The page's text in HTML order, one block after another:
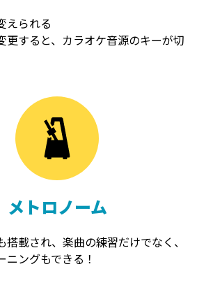
えられる
更すると、カラオケ音源のキーが切
メトロノーム
搭載され、楽曲の練習だけでなく、
ニングもできる！